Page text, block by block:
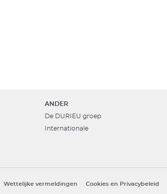
ANDER
De DURIEU groep
Internationale
Wettelijke vermeldingen Cookies en Privacybeleid